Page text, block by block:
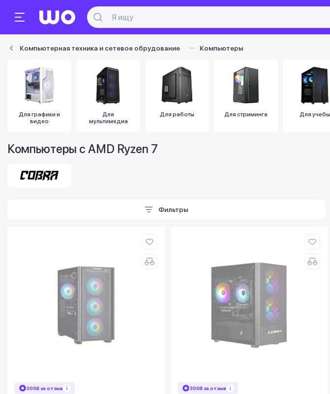
Компьютерная техника и сетевое обрудование Компьютеры
Для графики и
видео
Для
мультимедиа
Для работы Для стриминга Для учебы
Компьютеры с AMD Ryzen 7
Фильтры
300₴ за отзыв 300₴ за отзыв